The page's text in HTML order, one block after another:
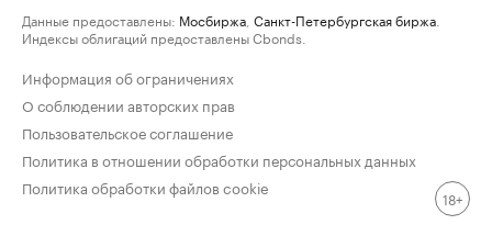
Данные предоставлены: Мосбиржа Санкт-Петербургская биржа
Индексы облигаций предоставлены Cbonds.
Информация об ограничениях
О соблюдении авторских прав
Пользовательское соглашение
Политика в отношении обработки персональных данных
Политика обработки файлов cookie
18+